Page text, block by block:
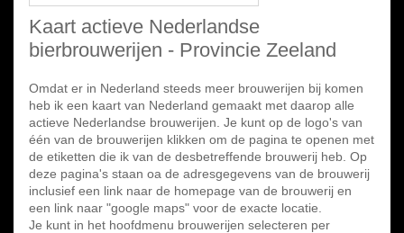
Kaart actieve Nederlandse
bierbrouwerijen - Provincie Zeeland
Omdat er in Nederland steeds meer brouwerijen bij komen
heb ik een kaart van Nederland gemaakt met daarop alle
actieve Nederlandse brouwerijen. Je kunt op de logo's van
één van de brouwerijen klikken om de pagina te openen met
de etiketten die ik van de desbetreffende brouwerij heb. Op
deze pagina's staan oa de adresgegevens van de brouwerij
inclusief een link naar de homepage van de brouwerij en
een link naar "google maps" voor de exacte locatie.
Je kunt in het hoofdmenu brouwerijen selecteren per